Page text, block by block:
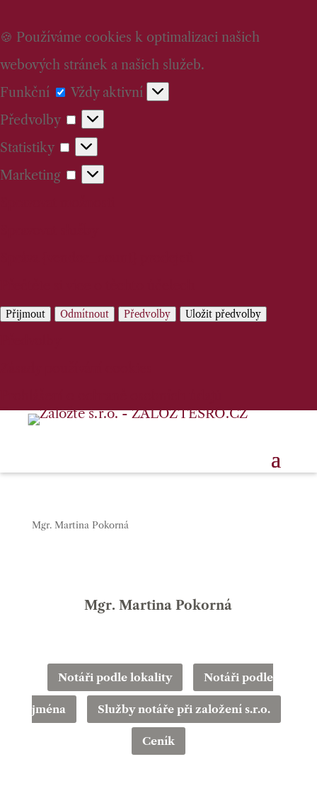
🍪 Používáme cookies k optimalizaci našich
webových stránek a našich služeb.
Funkční
Funkční
Vždy aktivní
Předvolby
Předvolby
Statistiky
Statistiky
Marketing
Marketing
Přijmout Odmítnout Předvolby Uložit předvolby
Mgr. Martina Pokorná
Mgr. Martina Pokorná
Notáři podle lokality Notáři podle
jména Služby notáře při založení s.r.o.
Ceník